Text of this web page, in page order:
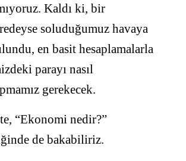
Kaldı ki, bir
soluduğumuz havaya
en basit hesaplamalarla
parayı nasıl
gerekecek.
“Ekonomi nedir?”
de bakabiliriz.